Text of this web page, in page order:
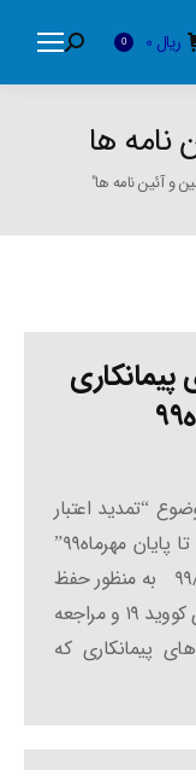
ریال 0
Search:
نامه ها
و آئین نامه ها"
پیمانکاری
“تمدید اعتبار
گواهینامه های پیمانکاری پایه ۳،۴ و ۵ تا پایان مهرماه۹۹”
تاریخ ابلاغ: ۲۹ تیر ۱۳۹۹ شماره: ۹۹/۲۰۶۹۸۹ به منظور حفظ
سلامت جامعه، جلوگیری از انتشار بیماری کووید ۱۹ و مراجعه
پیمانکاری که